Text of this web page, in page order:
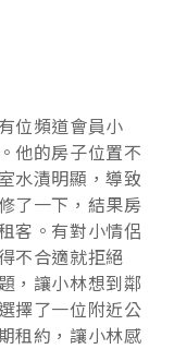
位頻道會員小
他的房子位置不
水漬明顯，導致
了一下，結果房
客。有對小情侶
不合適就拒絕
，讓小林想到鄰
擇了一位附近公
租約，讓小林感